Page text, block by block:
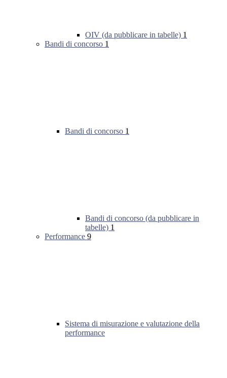
OIV (da pubblicare in tabelle) 1
Bandi di concorso 1
Bandi di concorso 1
Bandi di concorso (da pubblicare in
tabelle) 1
Performance 9
Sistema di misurazione e valutazione della
performance